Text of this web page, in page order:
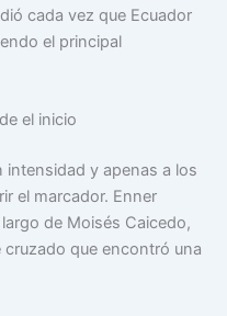
cada vez que Ecuador
el principal
el inicio
intensidad y apenas a los
el marcador. Enner
de Moisés Caicedo,
que encontró una